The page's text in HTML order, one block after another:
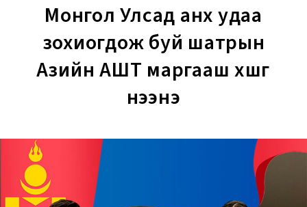
Монгол Улсад анх удаа
зохиогдож буй шатрын
Азийн АШТ маргааш хөшгөө
нээнэ